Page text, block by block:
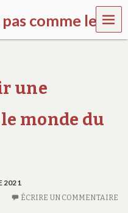
comme lesMEN
U
une
monde du
2021
ÉCRIRE UN COMMENTAIRE